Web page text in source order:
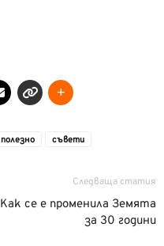
полезно съвети
Следваща статия
Как се е променила Земята
за 30 години